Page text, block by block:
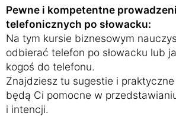
Pewne i kompetentne
telefonicznych po słowacku:
Na tym kursie biznesowym
odbierać telefon po słowacku lub
kogoś do telefonu.
Znajdziesz tu sugestie i
będą Ci pomocne w
i intencji.